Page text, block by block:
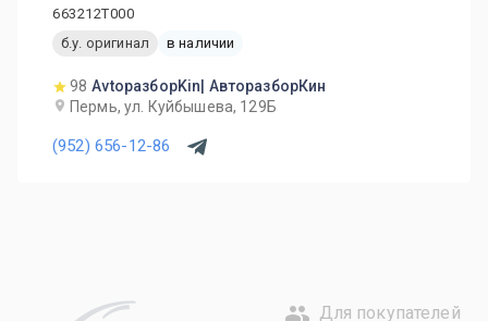
663212T000
б.у. оригинал
в наличии
98 AvtoразборKin| АвторазборКин
Пермь, ул. Куйбышева, 129Б
(952) 656-12-86
Для покупателей